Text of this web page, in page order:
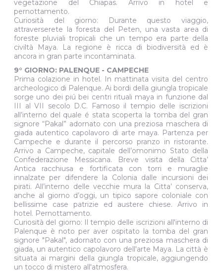
vegetazione del Chiapas. Arrivo in hotel e
pernottamento.
Curiosità del giorno: Durante questo viaggio,
attraverserete la foresta del Peten, una vasta area di
foreste pluviali tropicali che un tempo era parte della
civiltà Maya. La regione è ricca di biodiversità ed è
ancora in gran parte incontaminata.
9° GIORNO: PALENQUE - CAMPECHE
Prima colazione in hotel. In mattinata visita del centro
archeologico di Palenque. Ai bordi della giungla tropicale
sorge uno dei piú bei centri rituali maya in funzione dal
III al VII secolo D.C. Famoso il tempio delle iscrizioni
all’interno del quale é stata scoperta la tomba del gran
signore “Pakal” adornato con una preziosa maschera di
giada autentico capolavoro di arte maya. Partenza per
Campeche e durante il percorso pranzo in ristorante.
Arrivo a Campeche, capitale dell’omonimo Stato della
Confederazione Messicana. Breve visita della Citta’
Antica racchiusa e fortificata con torri e muraglie
innalzate per difendere la Colonia dalle incursioni dei
pirati. All’interno delle vecchie mura la Citta’ conserva,
anche al giorno d’oggi, un tipico sapore coloniale con
bellissime case patrizie ed austere chiese. Arrivo in
hotel. Pernottamento.
Curiosità del giorno: Il tempio delle iscrizioni all'interno di
Palenque è noto per aver ospitato la tomba del gran
signore "Pakal", adornato con una preziosa maschera di
giada, un autentico capolavoro dell'arte Maya. La città è
situata ai margini della giungla tropicale, aggiungendo
un tocco di mistero all'atmosfera.